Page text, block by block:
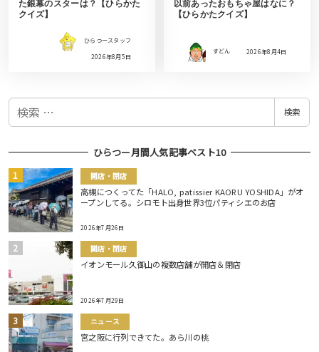
た銀幕のスターは？【ひらかた
クイズ】
ひらつースタッフ
2026年8月5日
以前あったおもちゃ屋はなに？
【ひらかたクイズ】
すどん 2026年8月4日
検
検索
ひらつー月間人気記事ベスト10
開店・閉店
高槻につくってた「HALO, patissier KAORU YOSHIDA」がオ
ープンしてる。シロモト出身世界3位パティシエのお店
2026年7月26日
開店・閉店
イオンモール久御山の複数店舗が開店＆閉店
2026年7月29日
ニュース
宮之阪に行列できてた。あら川の桃